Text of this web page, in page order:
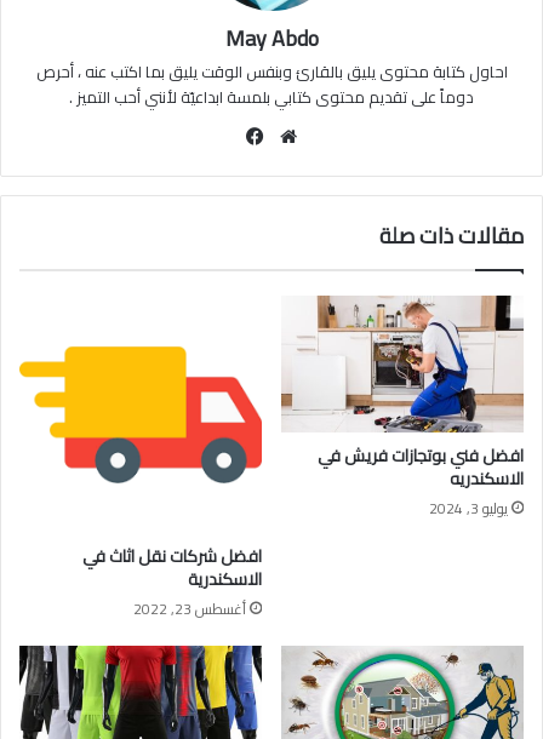
May Abdo
احاول كتابة محتوى يليق بالقارئ وبنفس الوقت يليق بما اكتب عنه ، أحرص
دوماً على تقديم محتوى كتابي بلمسة ابداعيّة لأنني أحب التميز .
موقع
مقالات ذات صلة
افضل فني بوتجازات فريش في
الاسكندريه
يوليو 3, 2024
افضل شركات نقل اثاث في
الاسكندرية
أغسطس 23, 2022